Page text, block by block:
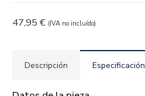
47,95 € (IVA no incluído)
Descripción Especificación